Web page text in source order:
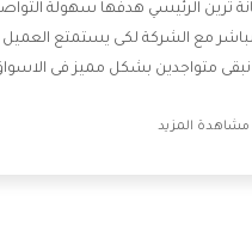
ترين الرئيسي هدفها سهولة
مع الشركة لكى يستمتع العميل
نبقى متواجدين بشكل مميز فى
التى تنفرد الشركة بها والتى
مشاهدة المزيد